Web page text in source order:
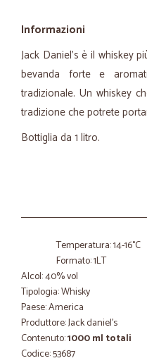
Informazioni
Jack Daniel's è il whiskey
bevanda forte e
tradizionale. Un whiskey
tradizione che potrete
Bottiglia da 1 litro.
Temperatura: 14-16°C
Formato: 1LT
Alcol: 40% vol
Tipologia: Whisky
Paese: America
Produttore: Jack daniel's
Contenuto:1000 ml totali
Codice: 53687